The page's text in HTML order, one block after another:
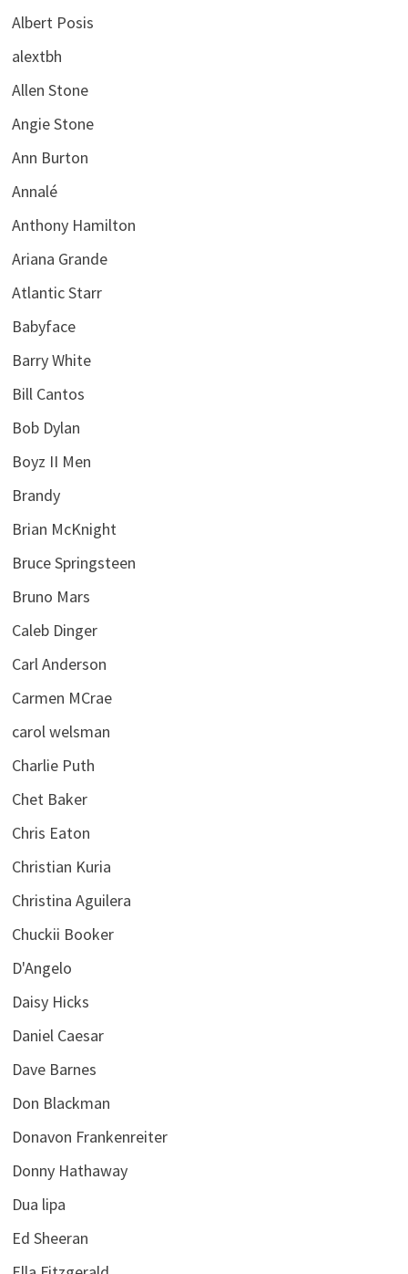
Albert Posis
alextbh
Allen Stone
Angie Stone
Ann Burton
Annalé
Anthony Hamilton
Ariana Grande
Atlantic Starr
Babyface
Barry White
Bill Cantos
Bob Dylan
Boyz II Men
Brandy
Brian McKnight
Bruce Springsteen
Bruno Mars
Caleb Dinger
Carl Anderson
Carmen MCrae
carol welsman
Charlie Puth
Chet Baker
Chris Eaton
Christian Kuria
Christina Aguilera
Chuckii Booker
D'Angelo
Daisy Hicks
Daniel Caesar
Dave Barnes
Don Blackman
Donavon Frankenreiter
Donny Hathaway
Dua lipa
Ed Sheeran